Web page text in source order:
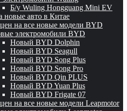
Б/у Wuling Hongguang Mini EV
новые авто в Китае
на все новые модели BYD
электромобили BYD
Новый BYD Dolphin
Новый BYD Seagull
Новый BYD Song Plus
Новый BYD Song Pro
Новый BYD Qin PLUS
Новый BYD Yuan Plus
Новый BYD Frigate 07
на все новые модели Leapmotor